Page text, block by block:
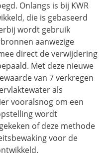
Onlangs is bij KWR
die is gebaseerd
wordt gebruik
aanwezige
direct de verwijdering
Met deze nieuwe
van 7 verkregen
als
vooralsnog om een
wordt
of deze methode
voor de